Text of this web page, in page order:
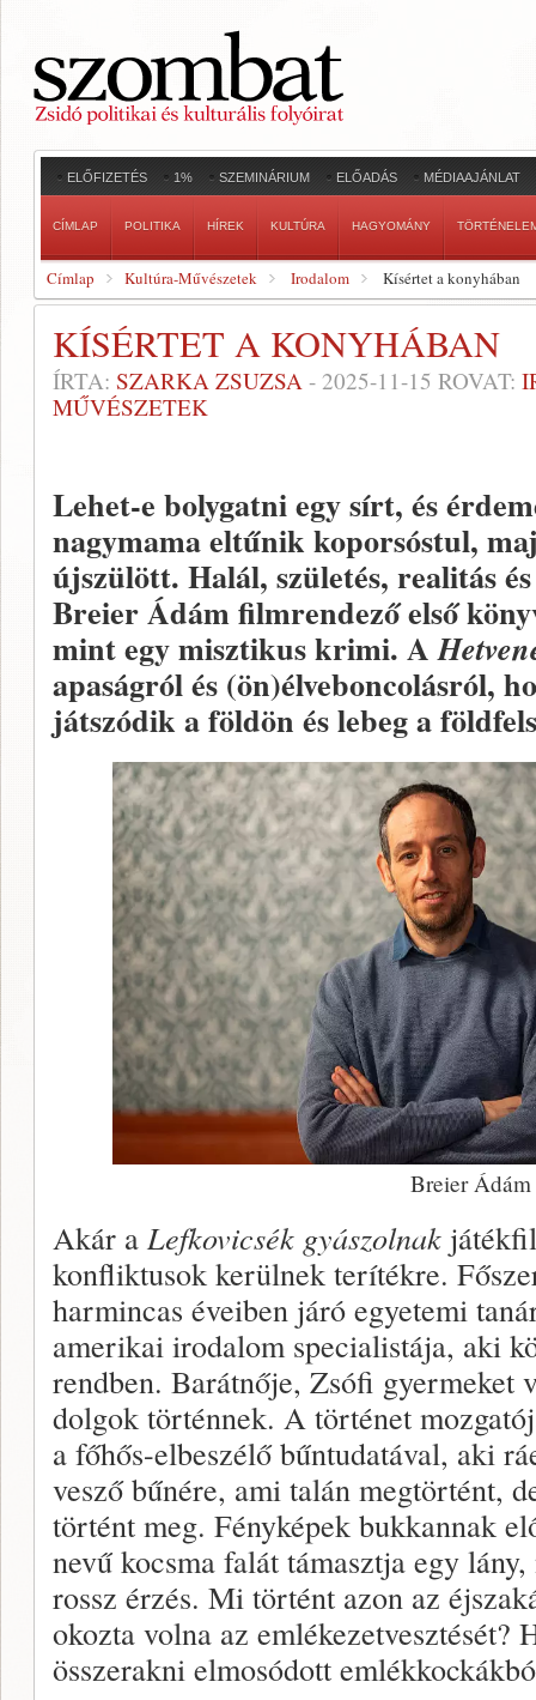
ELŐFIZETÉS 1% SZEMINÁRIUM ELŐADÁS MÉDIAAJÁNLAT
CÍMLAP POLITIKA HÍREK KULTÚRA HAGYOMÁNY
Címlap Kultúra-Művészetek Irodalom Kísértet a konyhában
KÍSÉRTET A KONYHÁBAN
ÍRTA: SZARKA ZSUZSA - 2025-11-15 ROVAT:
MŰVÉSZETEK
Lehet-e bolygatni egy sírt, és
nagymama eltűnik koporsóstul,
újszülött. Halál, születés, realitás
Breier Ádám filmrendező első
mint egy misztikus krimi. A
apaságról és (ön)élveboncolásról,
játszódik a földön és lebeg a
Breier Ádám
Akár a Lefkovicsék gyászolnak
konfliktusok kerülnek terítékre.
harmincas éveiben járó egyetemi
amerikai irodalom specialistája, aki
rendben. Barátnője, Zsófi gyermeket
dolgok történnek. A történet
a főhős-elbeszélő bűntudatával, aki
vesző bűnére, ami talán megtörtént,
történt meg. Fényképek bukkannak
nevű kocsma falát támasztja egy
rossz érzés. Mi történt azon az
okozta volna az emlékezetvesztését?
összerakni elmosódott